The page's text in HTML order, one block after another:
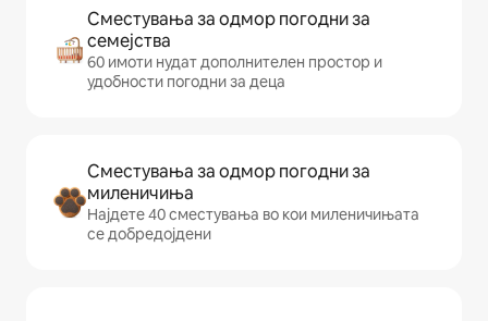
Сместувања за одмор погодни за
семејства
60 имоти нудат дополнителен простор и
удобности погодни за деца
Сместувања за одмор погодни за
миленичиња
Најдете 40 сместувања во кои миленичињата
се добредојдени